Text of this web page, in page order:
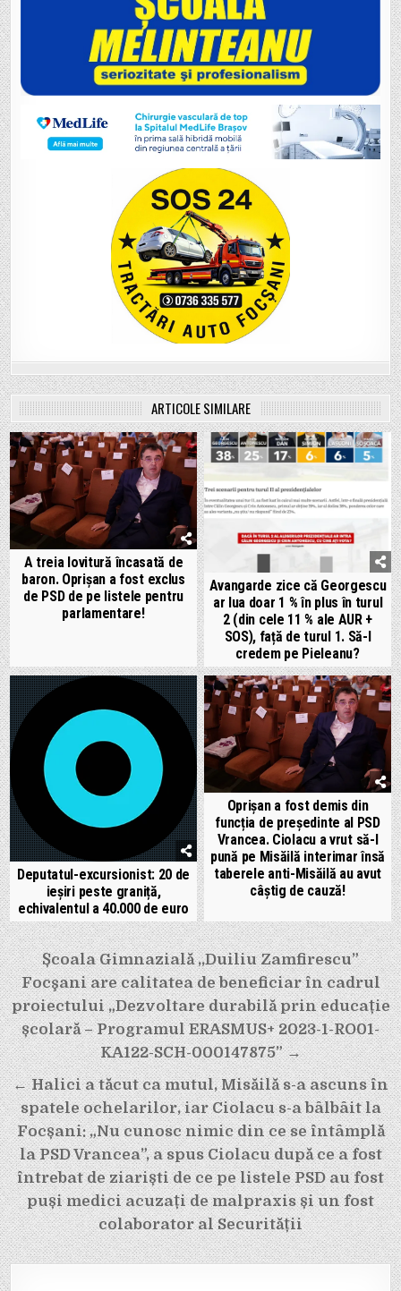
ARTICOLE SIMILARE
A treia lovitură încasată de
baron. Oprișan a fost exclus
de PSD de pe listele pentru
parlamentare!
Avangarde zice că Georgescu
ar lua doar 1 % în plus în turul
2 (din cele 11 % ale AUR +
SOS), față de turul 1. Să-l
credem pe Pieleanu?
Deputatul-excursionist: 20 de
ieșiri peste graniță,
echivalentul a 40.000 de euro
Oprișan a fost demis din
funcția de președinte al PSD
Vrancea. Ciolacu a vrut să-l
pună pe Misăilă interimar însă
taberele anti-Misăilă au avut
câștig de cauză!
Navigare
în
articole
Școala Gimnazială ,,Duiliu Zamfirescu”
Focşani are calitatea de beneficiar în cadrul
proiectului „Dezvoltare durabilă prin educație
școlară – Programul ERASMUS+ 2023-1-RO01-
KA122-SCH-000147875” →
← Halici a tăcut ca mutul, Misăilă s-a ascuns în
spatele ochelarilor, iar Ciolacu s-a bâlbâit la
Focșani: „Nu cunosc nimic din ce se întâmplă
la PSD Vrancea”, a spus Ciolacu după ce a fost
întrebat de ziariști de ce pe listele PSD au fost
puși medici acuzați de malpraxis și un fost
colaborator al Securității